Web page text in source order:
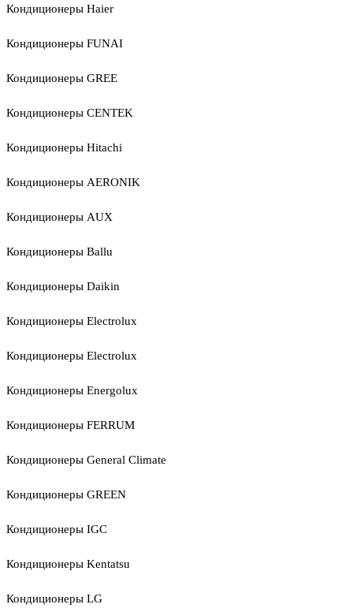
Кондиционеры Haier
Кондиционеры FUNAI
Кондиционеры GREE
Кондиционеры CENTEK
Кондиционеры Hitachi
Кондиционеры AERONIK
Кондиционеры AUX
Кондиционеры Ballu
Кондиционеры Daikin
Кондиционеры Electrolux
Кондиционеры Electrolux
Кондиционеры Energolux
Кондиционеры FERRUM
Кондиционеры General Climate
Кондиционеры GREEN
Кондиционеры IGC
Кондиционеры Kentatsu
Кондиционеры LG